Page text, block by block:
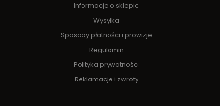
Informacje o sklepie
Wysyłka
Sposoby płatności i prowizje
Regulamin
Polityka prywatności
Reklamacje i zwroty